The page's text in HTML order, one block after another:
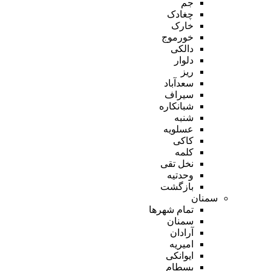
جم
چغادک
خارک
خورموج
دالکی
دلوار
ریز
سعدآباد
سیراف
شبانکاره
شنبه
عسلویه
کاکی
کلمه
نخل تقی
وحدتیه
بازگشت
سمنان
تمام شهر‌ها
سمنان
آرادان
امیریه
ایوانکی
بسطام